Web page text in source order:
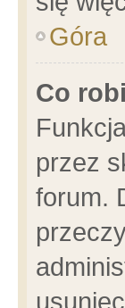
Góra
Co
przez
forum.